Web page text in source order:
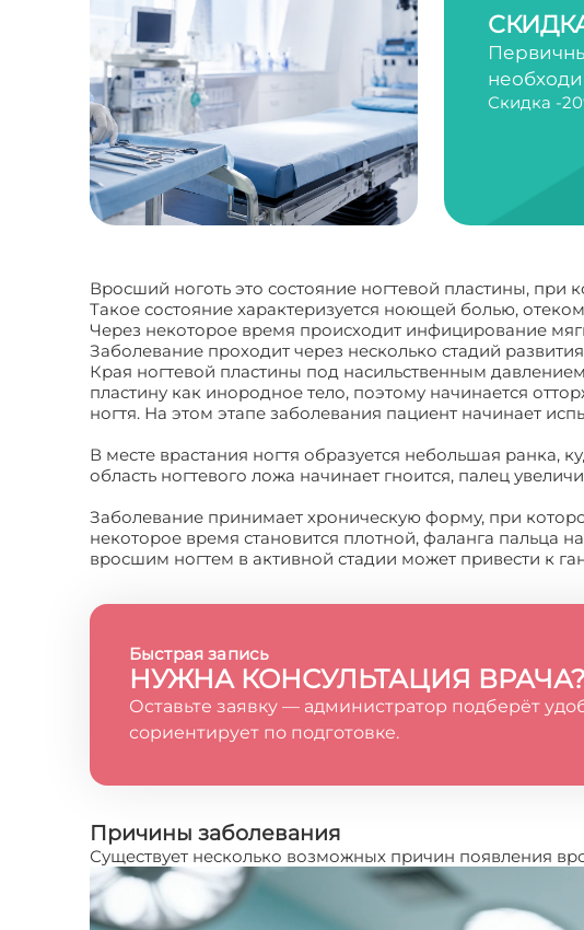
Скидка -
Вросший ноготь это состояние ногтевой пластины, при
Такое состояние характеризуется ноющей болью,
Через некоторое время происходит инфицирование
Заболевание проходит через несколько стадий
Края ногтевой пластины под насильственным
пластину как инородное тело, поэтому начинается
ногтя. На этом этапе заболевания пациент начинает
В месте врастания ногтя образуется небольшая ранка,
область ногтевого ложа начинает гноится, палец
Заболевание принимает хроническую форму, при
некоторое время становится плотной, фаланга
вросшим ногтем в активной стадии может привести к
Быстрая запись
НУЖНА КОНСУЛЬТАЦИЯ ВРАЧА?
Оставьте заявку — администратор подберёт
сориентирует по подготовке.
Причины заболевания
Существует несколько возможных причин появления